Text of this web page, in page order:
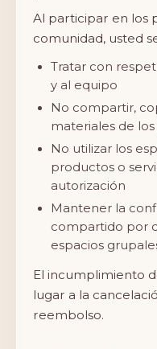
Al participar en los
comunidad, usted
Tratar con
y al equipo
No compartir,
materiales de
No utilizar los
productos o
autorización
Mantener la
compartido por
espacios
El incumplimiento
lugar a la
reembolso.